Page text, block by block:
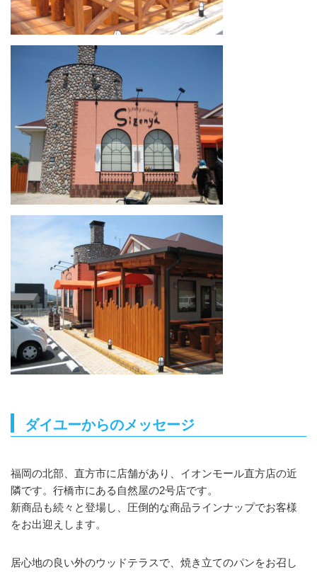
ダイユーからのメッセージ
福岡の北部、直方市に店舗があり、イオンモール直方店の近
隣です。行橋市にある自然屋の2号店です。
新商品も続々と登場し、圧倒的な商品ラインナップでお客様
をお出迎えします。
居心地の良い外のウッドテラスで、焼き立てのパンをお召し